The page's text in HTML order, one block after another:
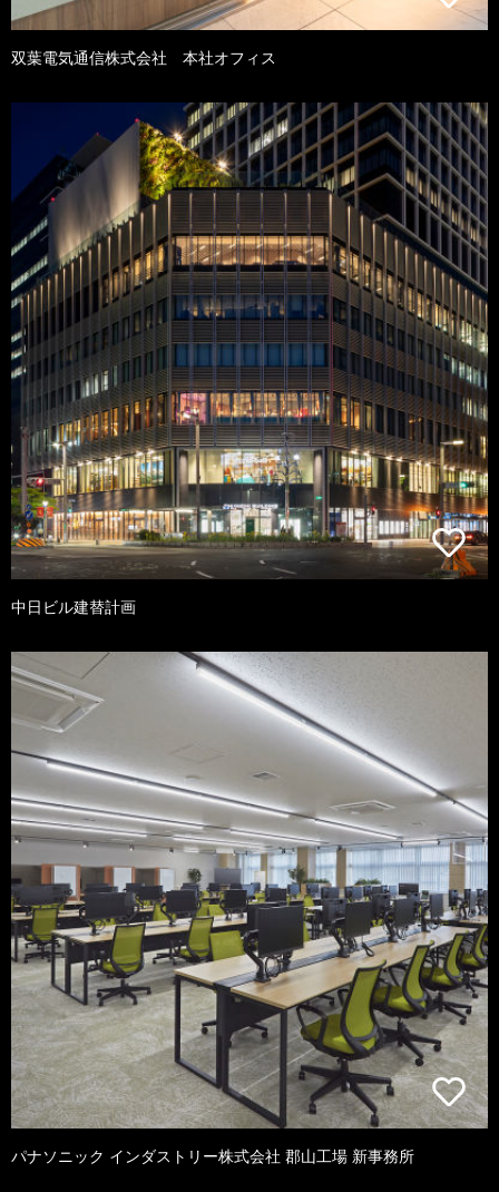
双葉電気通信株式会社 本社オフィス
中日ビル建替計画
パナソニック インダストリー株式会社 郡山工場 新事務所